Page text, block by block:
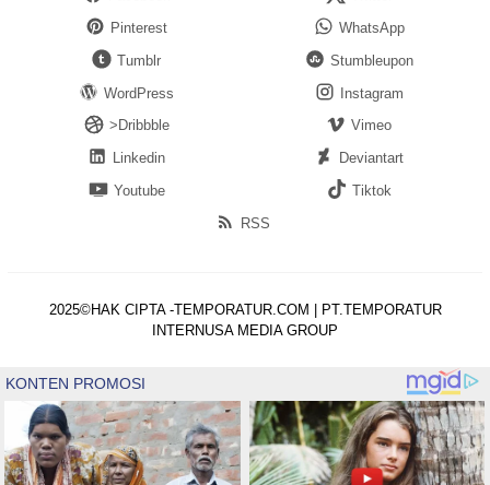
Pinterest
WhatsApp
Tumblr
Stumbleupon
WordPress
Instagram
>Dribbble
Vimeo
Linkedin
Deviantart
Youtube
Tiktok
RSS
2025©HAK CIPTA -TEMPORATUR.COM | PT.TEMPORATUR
INTERNUSA MEDIA GROUP